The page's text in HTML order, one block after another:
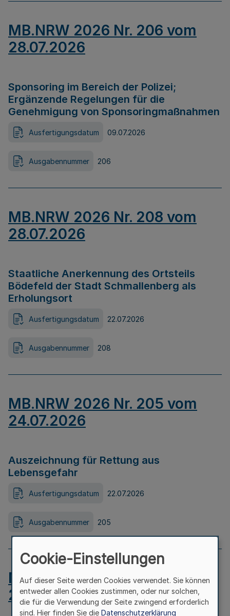
MB.NRW 2026 Nr. 206 vom
28.07.2026
Sponsoring im Bereich der Polizei;
Ergänzende Regelungen für die
Genehmigung von Sponsoringmaßnahmen
Ausfertigungsdatum 09.07.2026
Ausgabennummer 206
MB.NRW 2026 Nr. 208 vom
28.07.2026
Staatliche Anerkennung des Ortsteils
Bödefeld der Stadt Schmallenberg als
Erholungsort
Ausfertigungsdatum 22.07.2026
Ausgabennummer 208
MB.NRW 2026 Nr. 205 vom
24.07.2026
Auszeichnung für Rettung aus
Lebensgefahr
Ausfertigungsdatum 22.07.2026
Ausgabennummer 205
MB.NRW 2026 Nr. 204 vom
24.07.2026
Cookie-Einstellungen
Auf dieser Seite werden Cookies verwendet. Sie können
entweder allen Cookies zustimmen, oder nur solchen,
die für die Verwendung der Seite zwingend erforderlich
sind. Hier finden Sie die Datenschutzerklärung